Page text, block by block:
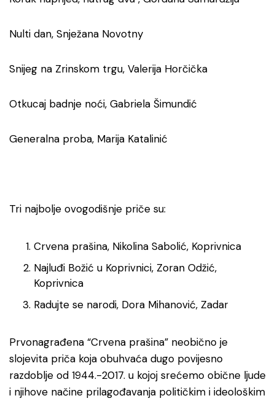
Nulti dan, Snježana Novotny
Snijeg na Zrinskom trgu, Valerija Horčička
Otkucaj badnje noći, Gabriela Šimundić
Generalna proba, Marija Katalinić
Tri najbolje ovogodišnje priče su:
Crvena prašina, Nikolina Sabolić, Koprivnica
Najluđi Božić u Koprivnici, Zoran Odžić,
Koprivnica
Radujte se narodi, Dora Mihanović, Zadar
Prvonagrađena “Crvena prašina” neobično je
slojevita priča koja obuhvaća dugo povijesno
razdoblje od 1944.-2017. u kojoj srećemo obične ljude
i njihove načine prilagođavanja političkim i ideološkim